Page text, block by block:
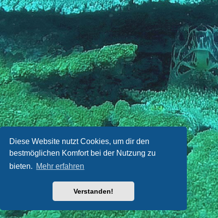
Diese Website nutzt Cookies, um dir den
bestmöglichen Komfort bei der Nutzung zu
bieten. Mehr erfahren
Verstanden!